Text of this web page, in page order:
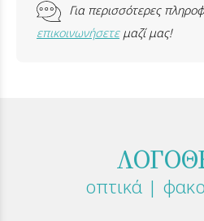
Για περισσότερες
επικοινωνήσετεμαζί μας!
οπτικά |